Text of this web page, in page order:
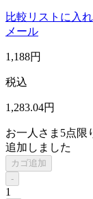
比較リストに入
メール
1,188円
税込
1,283.04円
お一人さま 5点限
追加しました
カゴ追加
-
1